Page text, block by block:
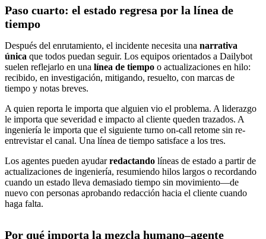
Paso cuarto: el estado regresa por la línea de
tiempo
Después del enrutamiento, el incidente necesita una narrativa
única que todos puedan seguir. Los equipos orientados a Dailybot
suelen reflejarlo en una línea de tiempo o actualizaciones en hilo:
recibido, en investigación, mitigando, resuelto, con marcas de
tiempo y notas breves.
A quien reporta le importa que alguien vio el problema. A liderazgo
le importa que severidad e impacto al cliente queden trazados. A
ingeniería le importa que el siguiente turno on-call retome sin re-
entrevistar el canal. Una línea de tiempo satisface a los tres.
Los agentes pueden ayudarredactando líneas de estado a partir de
actualizaciones de ingeniería, resumiendo hilos largos o recordando
cuando un estado lleva demasiado tiempo sin movimiento—de
nuevo con personas aprobando redacción hacia el cliente cuando
haga falta.
Por qué importa la mezcla humano–agente